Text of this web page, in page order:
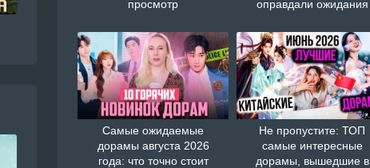
просмотр
оправдали ожидания
Самые ожидаемые
дорамы августа 2026
года: что точно стоит
Не пропустите: ТОП
самые интересные
дорамы, вышедшие в